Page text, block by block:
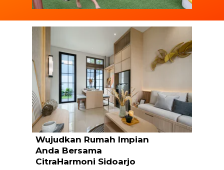
Wujudkan Rumah Impian
Anda Bersama
CitraHarmoni Sidoarjo